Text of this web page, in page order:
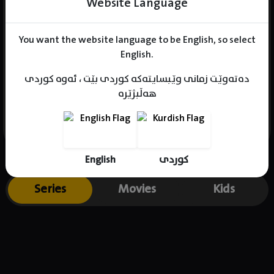
You want the website language to be English, so select
English.
دەتەوێت زمانی وێبسایتەکە کوردی بێت ، ئەوە کوردی
هەڵبژێرە
English کوردی
Name : Ngin jalal
Born : 2000-08-01
Series Movies Kids